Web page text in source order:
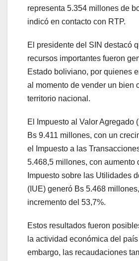
representa 5.354 millones de
indicó en contacto con RTP.
El presidente del SIN destacó
recursos importantes fueron
Estado boliviano, por quienes
al momento de vender un bien
territorio nacional.
El Impuesto al Valor Agregado
Bs 9.411 millones, con un
el Impuesto a las
5.468,5 millones, con aumento
Impuesto sobre las Utilidades
(IUE) generó Bs 5.468
incremento del 53,7%.
Estos resultados fueron
la actividad económica del
embargo, las recaudaciones